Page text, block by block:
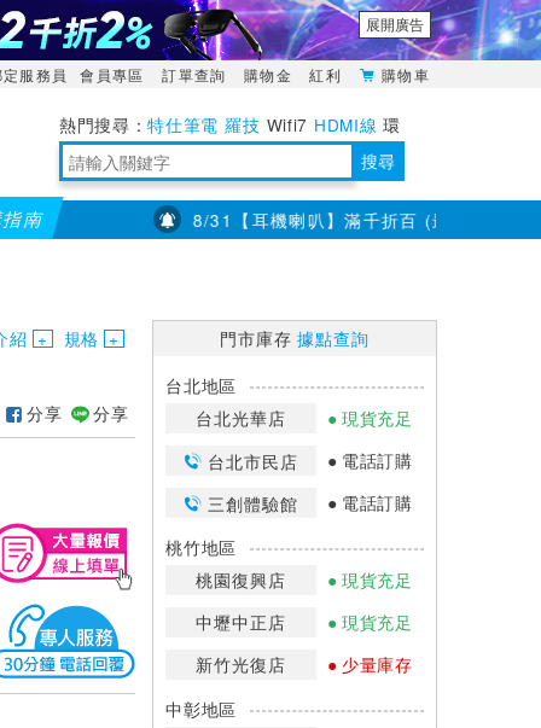
展開廣告
定服務員 會員專區 訂單查詢 購物金 紅利 購物車
特仕筆電 羅技 Wifi7 HDMI線 環
境量測 明緯POWER 搜尋
南 7/23~8/31【耳機喇叭】滿千折百 (最高折3百) 部分品牌
紹 規格
分享 分享
門市庫存據點查詢
台北地區
台北光華店
現貨充足
台北市民店
電話訂購
三創體驗館
電話訂購
桃竹地區
桃園復興店
現貨充足
中壢中正店
現貨充足
新竹光復店
少量庫存
中彰地區